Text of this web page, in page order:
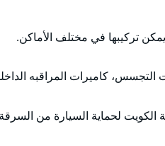
تركيبها في مختلف الأماكن.
التجسس، كاميرات المراقبه
الكويت لحماية السيارة من